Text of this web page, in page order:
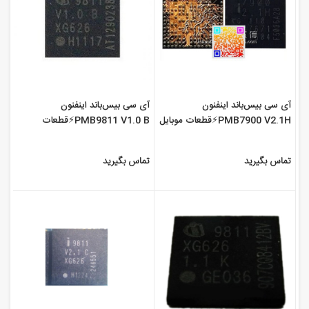
آی سی بیس‌باند اینفنون
PMB7900 V2.1H⚡️قطعات موبایل
تماس بگیرید
آی سی بیس‌باند اینفنون
PMB9811 V1.0 B⚡️قطعات
تماس بگیرید